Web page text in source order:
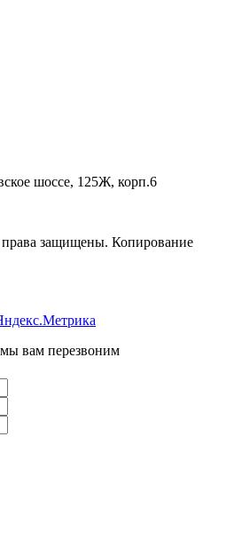
шоссе, 125Ж, корп.6
защищены. Копирование
вам перезвоним